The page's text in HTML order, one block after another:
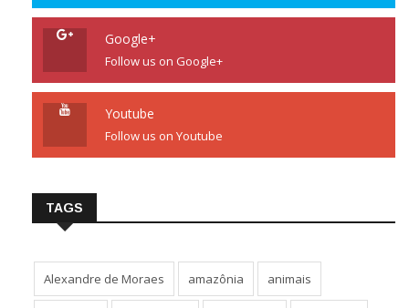
Google+
Follow us on Google+
Youtube
Follow us on Youtube
TAGS
Alexandre de Moraes amazônia animais